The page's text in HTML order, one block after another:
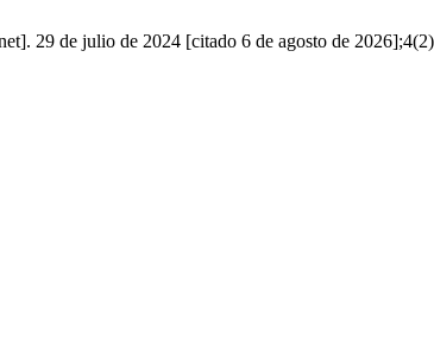
29 de julio de 2024 [citado 6 de agosto de